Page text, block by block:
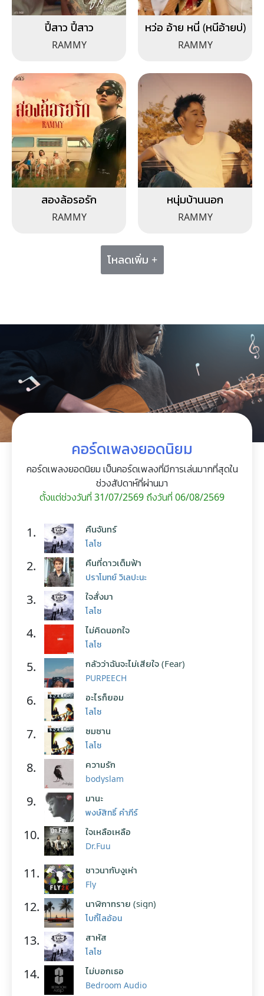
ปี้สาว ปี้สาว
RAMMY
หว่อ อ้าย หนี่ (หนีอ้ายบ่)
RAMMY
สองล้อรอรัก
RAMMY
หนุ่มบ้านนอก
RAMMY
โหลดเพิ่ม +
คอร์ดเพลงยอดนิยม
คอร์ดเพลงยอดนิยม เป็นคอร์ดเพลงที่มีการเล่นมากที่สุดใน
ช่วงสัปดาห์ที่ผ่านมา
ตั้งแต่ช่วงวันที่ 31/07/2569 ถึงวันที่ 06/08/2569
1. คืนจันทร์
โลโซ
2. คืนที่ดาวเต็มฟ้า
ปราโมทย์ วิเลปะนะ
3. ใจสั่งมา
โลโซ
4. ไม่คิดนอกใจ
โลโซ
5. กลัวว่าฉันจะไม่เสียใจ (Fear)
PURPEECH
6. อะไรก็ยอม
โลโซ
7. ซมซาน
โลโซ
8. ความรัก
bodyslam
9. มานะ
พงษ์สิทธิ์ คำภีร์
10. ใจเหลือเหลือ
Dr.Fuu
11. ชาวนากับงูเห่า
Fly
12. นาฬิกาทราย (sign)
โบกี้ไลอ้อน
13. สาหัส
โลโซ
14. ไม่บอกเธอ
Bedroom Audio